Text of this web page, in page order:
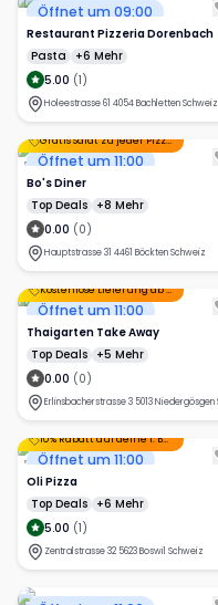
Öffnet um 09:00
Restaurant Pizzeria Dorenbach
Pasta
+6 Mehr
5.00 (1)
Holeestrasse 61 4054 Bachletten Schweiz
Öffnet um 11:00
Gratis Salat zu jeder Pizza+1 Mehr
Bo's Diner
Top Deals +8 Mehr
0.00 (0)
Hauptstrasse 31 4461 Böckten Schweiz
Öffnet um 11:00
Kostenlose Lieferung ab CHF 100
Thaigarten Take Away
Top Deals +5 Mehr
0.00 (0)
Öffnet um 11:00
10% Rabatt auf deine 1. Bestellung!
Oli Pizza
Top Deals +6 Mehr
5.00 (1)
Zentralstrasse 32 5623 Boswil Schweiz